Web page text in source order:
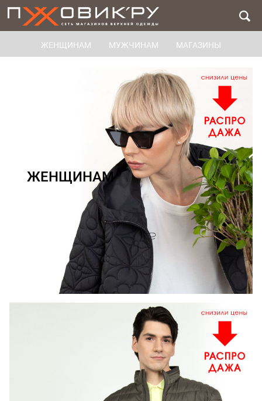
ЖЕНЩИНАМ МУЖЧИНАМ МАГАЗИНЫ
ЖЕНЩИНАМ